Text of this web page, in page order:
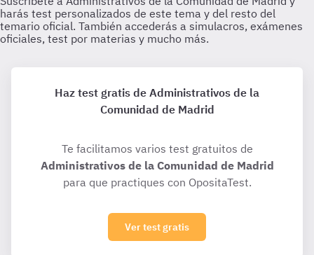
Haz test gratis de Administrativos de la
Comunidad de Madrid
Te facilitamos varios test gratuitos de
Administrativos de la Comunidad de Madrid
para que practiques con OpositaTest.
Ver test gratis